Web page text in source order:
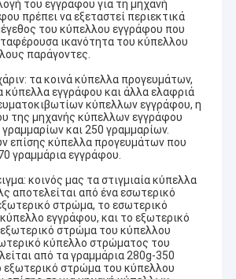
του εγγράφου για τη μηχανή
πρέπει να εξεταστεί περιεκτικά
του κύπελλου εγγράφου που
ικανότητα του κύπελλου
παράγοντες.
τα κοινά κύπελλα προγευμάτων,
κύπελλα εγγράφου και άλλα ελαφριά
κύπελλων εγγράφου, η
της μηχανής κύπελλων εγγράφου
γραμμαρίων και 250 γραμμαρίων.
επίσης κύπελλα προγευμάτων που
γραμμάρια εγγράφου.
κοινός μας τα στιγμιαία κύπελλα
αποτελείται από ένα εσωτερικό
στρώμα, το εσωτερικό
εγγράφου, και το εξωτερικό
στρώμα του κύπελλου
κύπελλο στρώματος του
από τα γραμμάρια 280g-350
εξωτερικό στρώμα του κύπελλου